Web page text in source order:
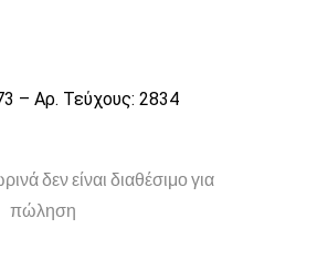
– Αρ. Τεύχους: 2834
δεν είναι διαθέσιμο για
πώληση